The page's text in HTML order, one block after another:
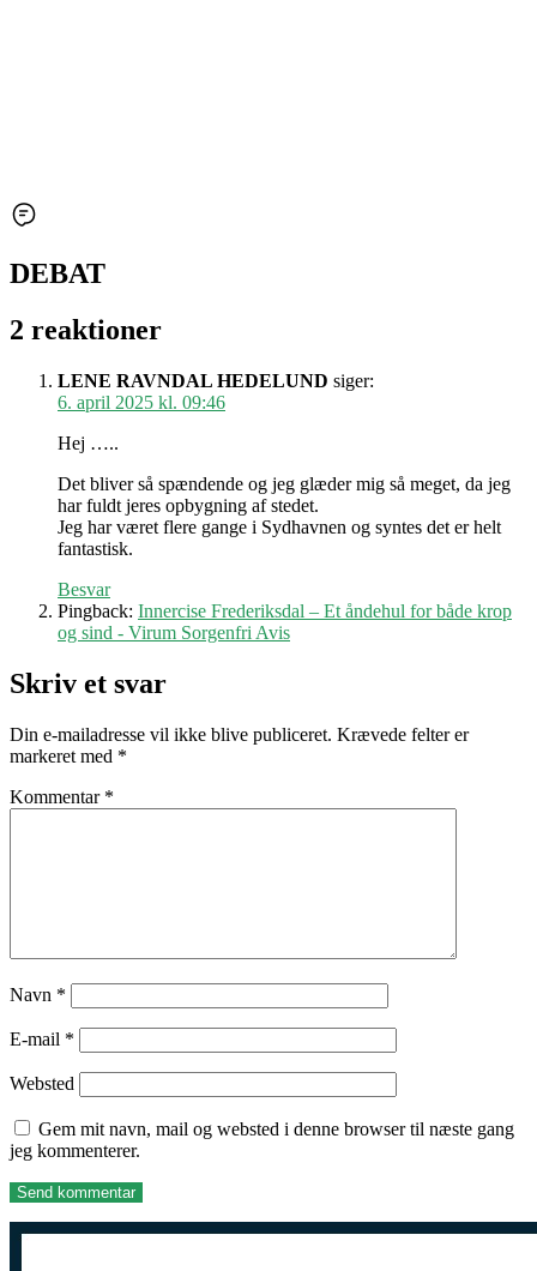
DEBAT
2 reaktioner
LENE RAVNDAL HEDELUND siger:
6. april 2025 kl. 09:46
Hej …..
Det bliver så spændende og jeg glæder mig så meget, da jeg
har fuldt jeres opbygning af stedet.
Jeg har været flere gange i Sydhavnen og syntes det er helt
fantastisk.
Besvar
Pingback: Innercise Frederiksdal – Et åndehul for både krop
og sind - Virum Sorgenfri Avis
Skriv et svar
Din e-mailadresse vil ikke blive publiceret. Krævede felter er
markeret med *
Kommentar *
Navn *
E-mail *
Websted
Gem mit navn, mail og websted i denne browser til næste gang
jeg kommenterer.